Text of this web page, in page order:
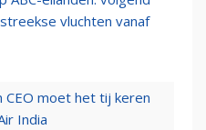
vluchten vanaf
CEO moet het tij keren
India